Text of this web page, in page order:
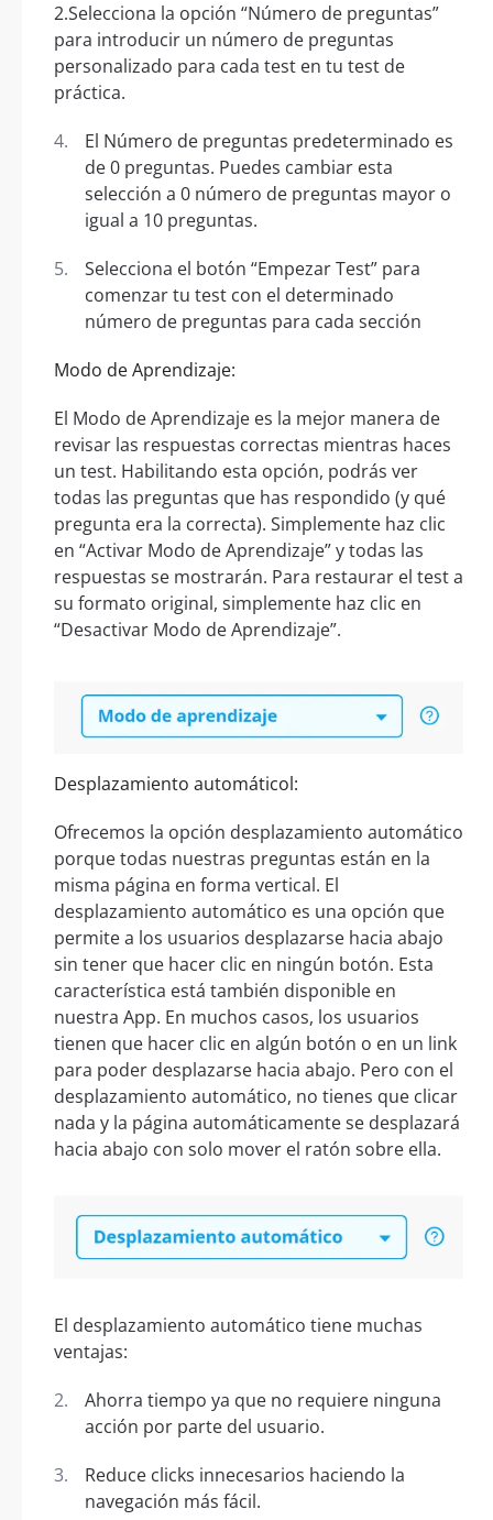
2.Selecciona la opción “Número de preguntas”
para introducir un número de preguntas
personalizado para cada test en tu test de
práctica.
El Número de preguntas predeterminado es
de 0 preguntas. Puedes cambiar esta
selección a 0 número de preguntas mayor o
igual a 10 preguntas.
Selecciona el botón “Empezar Test” para
comenzar tu test con el determinado
número de preguntas para cada sección
Modo de Aprendizaje:
El Modo de Aprendizaje es la mejor manera de
revisar las respuestas correctas mientras haces
un test. Habilitando esta opción, podrás ver
todas las preguntas que has respondido (y qué
pregunta era la correcta). Simplemente haz clic
en “Activar Modo de Aprendizaje” y todas las
respuestas se mostrarán. Para restaurar el test a
su formato original, simplemente haz clic en
“Desactivar Modo de Aprendizaje”.
Desplazamiento automáticol:
Ofrecemos la opción desplazamiento automático
porque todas nuestras preguntas están en la
misma página en forma vertical. El
desplazamiento automático es una opción que
permite a los usuarios desplazarse hacia abajo
sin tener que hacer clic en ningún botón. Esta
característica está también disponible en
nuestra App. En muchos casos, los usuarios
tienen que hacer clic en algún botón o en un link
para poder desplazarse hacia abajo. Pero con el
desplazamiento automático, no tienes que clicar
nada y la página automáticamente se desplazará
hacia abajo con solo mover el ratón sobre ella.
El desplazamiento automático tiene muchas
ventajas:
Ahorra tiempo ya que no requiere ninguna
acción por parte del usuario.
Reduce clicks innecesarios haciendo la
navegación más fácil.